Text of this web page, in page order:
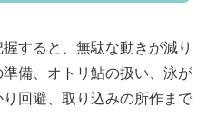
すると、無駄な動きが減り
備、オトリ鮎の扱い、泳が
回避、取り込みの所作まで